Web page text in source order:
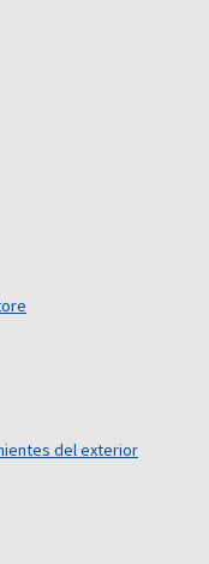
del exterior